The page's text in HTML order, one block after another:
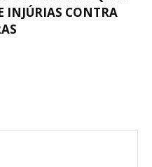
INJÚRIAS CONTRA